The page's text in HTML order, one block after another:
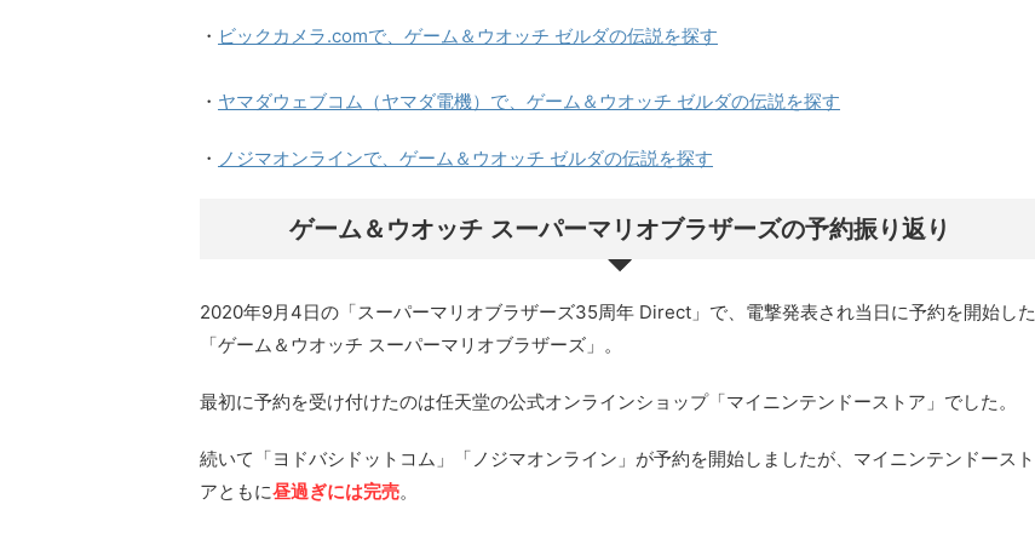
・ ビックカメラ.comで、ゲーム＆ウオッチ ゼルダの伝説を探す
・ ヤマダウェブコム（ヤマダ電機）で、ゲーム＆ウオッチ ゼルダの伝説を探す
・ ノジマオンラインで、ゲーム＆ウオッチ ゼルダの伝説を探す
ゲーム＆ウオッチ スーパーマリオブラザーズの予約振り返り
2020年9月4日の「スーパーマリオブラザーズ35周年 Direct」で、電撃発表され当日に予約を開始した
「ゲーム＆ウオッチ スーパーマリオブラザーズ」。
最初に予約を受け付けたのは任天堂の公式オンラインショップ「マイニンテンドーストア」でした。
続いて「ヨドバシドットコム」「ノジマオンライン」が予約を開始しましたが、マイニンテンドースト
アともに昼過ぎには完売。